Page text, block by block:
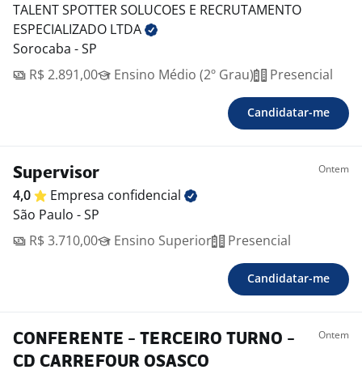
TALENT SPOTTER SOLUCOES E RECRUTAMENTO
ESPECIALIZADO LTDA
Sorocaba - SP
R$ 2.891,00
Ensino Médio (2º Grau) Presencial
Candidatar-me
Supervisor Ontem
4,0 Empresa confidencial
São Paulo - SP
R$ 3.710,00
Ensino Superior Presencial
Candidatar-me
CONFERENTE - TERCEIRO TURNO -
CD CARREFOUR OSASCO
Ontem